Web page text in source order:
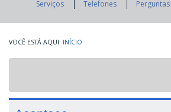
Serviços Telefones
INÍCIO